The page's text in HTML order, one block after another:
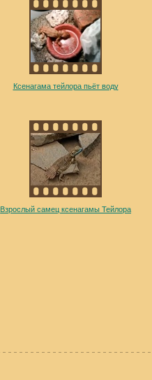
Ксенагама тейлора пьёт воду
Взрослый самец ксенагамы Тейлора